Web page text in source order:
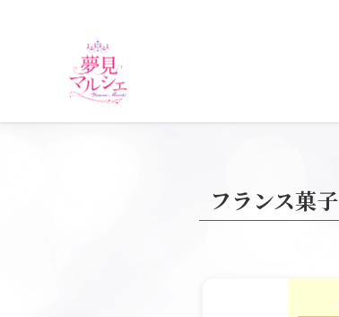
フランス菓子